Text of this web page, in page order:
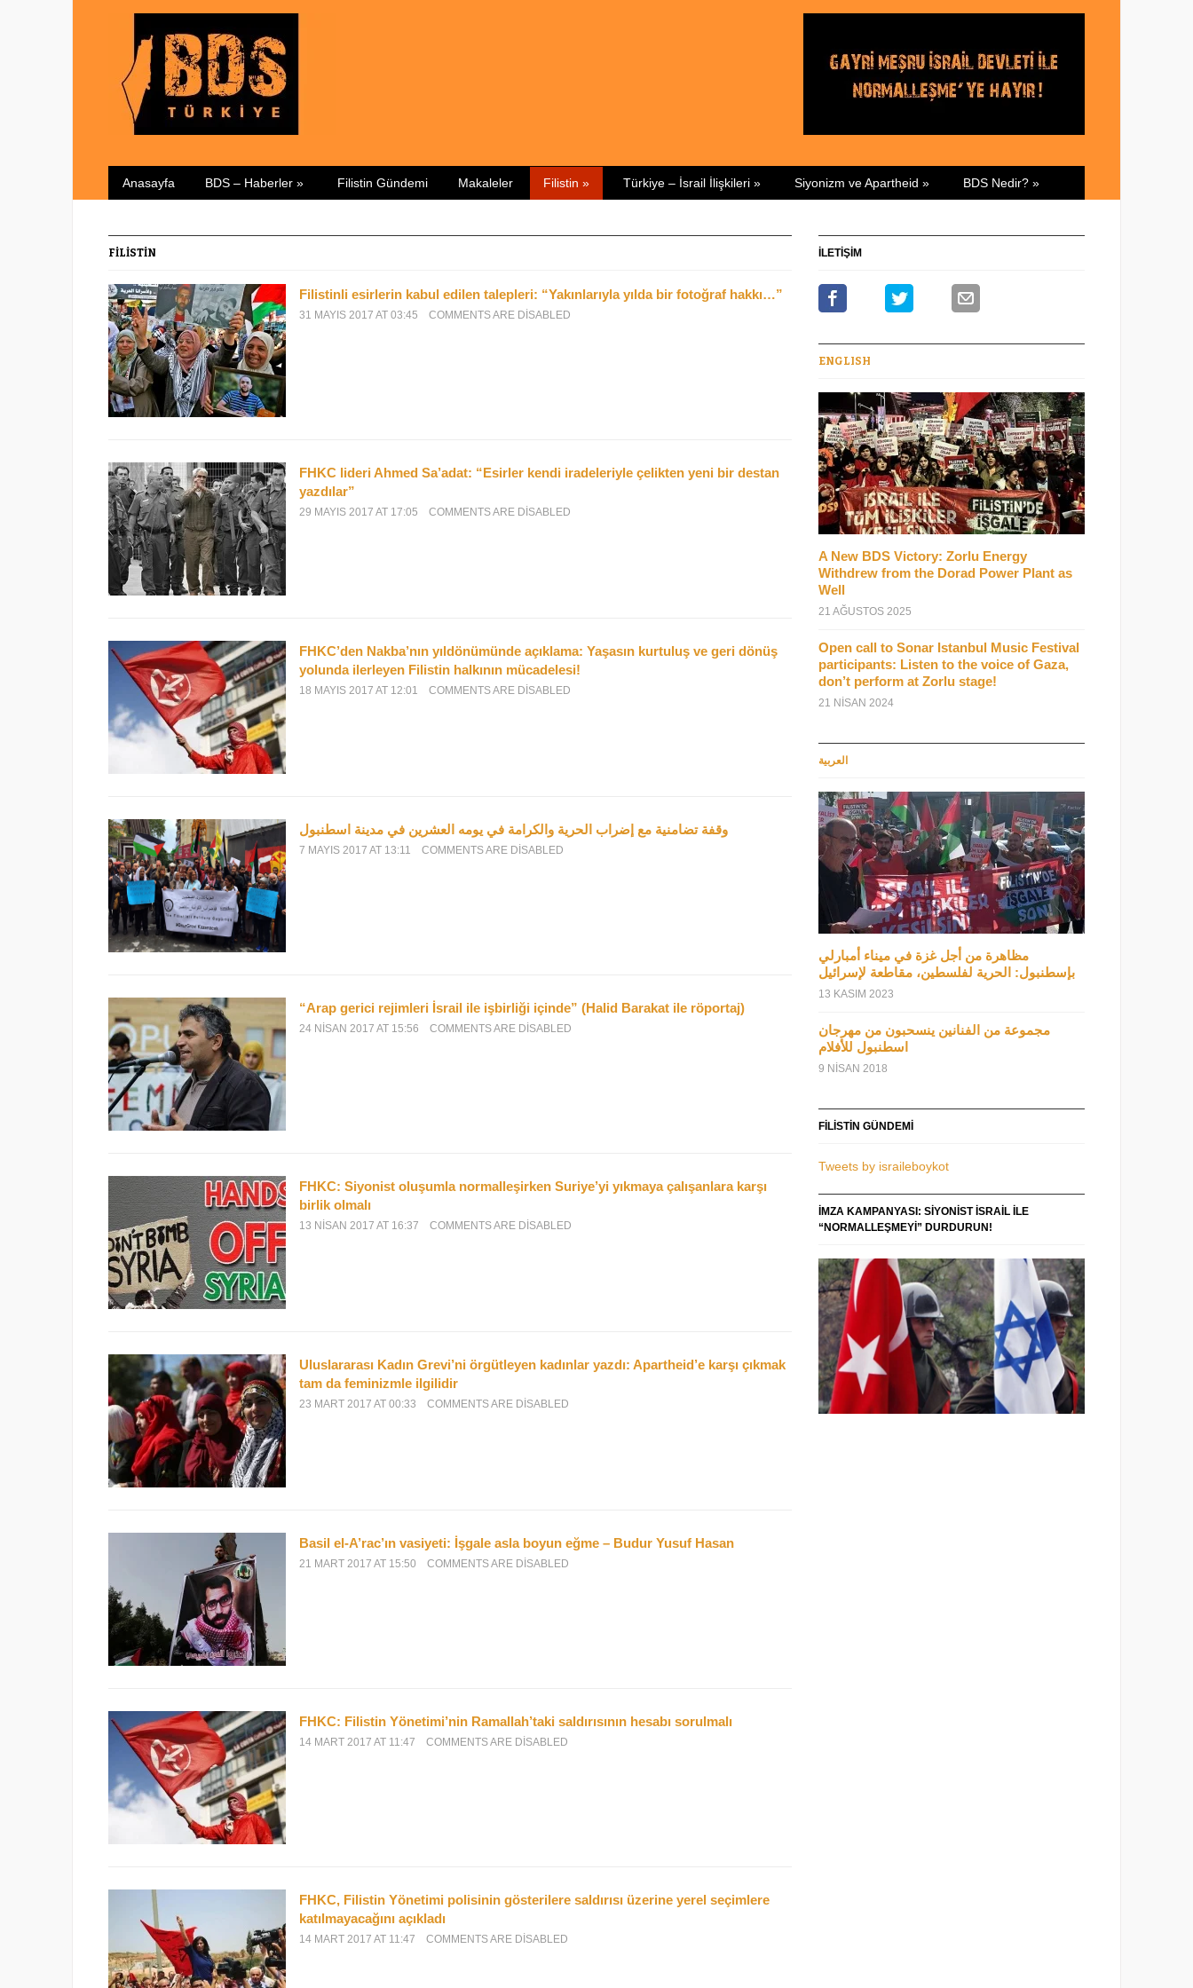
Anasayfa BDS – Haberler » Filistin Gündemi Makaleler Filistin » Türkiye – İsrail İlişkileri » Siyonizm ve Apartheid » BDS Nedir? »
FILISTIN
Filistinli esirlerin kabul edilen talepleri: “Yakınlarıyla yılda bir fotoğraf hakkı…”
31 MAYIS 2017 AT 03:45 COMMENTS ARE DISABLED
FHKC lideri Ahmed Sa’adat: “Esirler kendi iradeleriyle çelikten yeni bir destan
yazdılar”
29 MAYIS 2017 AT 17:05 COMMENTS ARE DISABLED
FHKC’den Nakba’nın yıldönümünde açıklama: Yaşasın kurtuluş ve geri dönüş
yolunda ilerleyen Filistin halkının mücadelesi!
18 MAYIS 2017 AT 12:01 COMMENTS ARE DISABLED
وقفة تضامنية مع إضراب الحرية والكرامة في يومه العشرين في مدينة اسطنبول
7 MAYIS 2017 AT 13:11 COMMENTS ARE DISABLED
“Arap gerici rejimleri İsrail ile işbirliği içinde” (Halid Barakat ile röportaj)
24 NISAN 2017 AT 15:56 COMMENTS ARE DISABLED
FHKC: Siyonist oluşumla normalleşirken Suriye’yi yıkmaya çalışanlara karşı
birlik olmalı
13 NISAN 2017 AT 16:37 COMMENTS ARE DISABLED
Uluslararası Kadın Grevi’ni örgütleyen kadınlar yazdı: Apartheid’e karşı çıkmak
tam da feminizmle ilgilidir
23 MART 2017 AT 00:33 COMMENTS ARE DISABLED
Basil el-A’rac’ın vasiyeti: İşgale asla boyun eğme – Budur Yusuf Hasan
21 MART 2017 AT 15:50 COMMENTS ARE DISABLED
FHKC: Filistin Yönetimi’nin Ramallah’taki saldırısının hesabı sorulmalı
14 MART 2017 AT 11:47 COMMENTS ARE DISABLED
FHKC, Filistin Yönetimi polisinin gösterilere saldırısı üzerine yerel seçimlere
katılmayacağını açıkladı
14 MART 2017 AT 11:47 COMMENTS ARE DISABLED
İLETİŞİM
ENGLISH
A New BDS Victory: Zorlu Energy
Withdrew from the Dorad Power Plant as
Well
21 AĞUSTOS 2025
Open call to Sonar Istanbul Music Festival
participants: Listen to the voice of Gaza,
don’t perform at Zorlu stage!
21 NISAN 2024
العربية
مظاهرة من أجل غزة في ميناء أمبارلي
بإسطنبول: الحرية لفلسطين، مقاطعة لإسرائيل
13 KASIM 2023
مجموعة من الفنانين ينسحبون من مهرجان
اسطنبول للأفلام
9 NISAN 2018
FILISTIN GÜNDEMI
Tweets by israileboykot
İMZA KAMPANYASI: SIYONIST İSRAIL ILE
“NORMALLEŞMEYI” DURDURUN!